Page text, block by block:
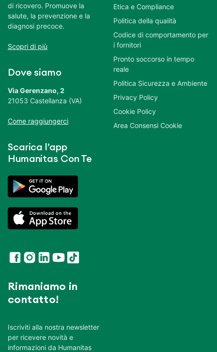
di ricovero. Promuove la
salute, la prevenzione e la
diagnosi precoce.
Scopri di più
Dove siamo
Via Gerenzano, 2
21053 Castellanza (VA)
Come raggiungerci
Scarica l’app
Humanitas Con Te
Rimaniamo in
contatto!
Iscriviti alla nostra newsletter
per ricevere novità e
informazioni da Humanitas
Etica e Compliance
Politica della qualità
Codice di comportamento per
i fornitori
Pronto soccorso in tempo
reale
Politica Sicurezza e Ambiente
Privacy Policy
Cookie Policy
Area Consensi Cookie